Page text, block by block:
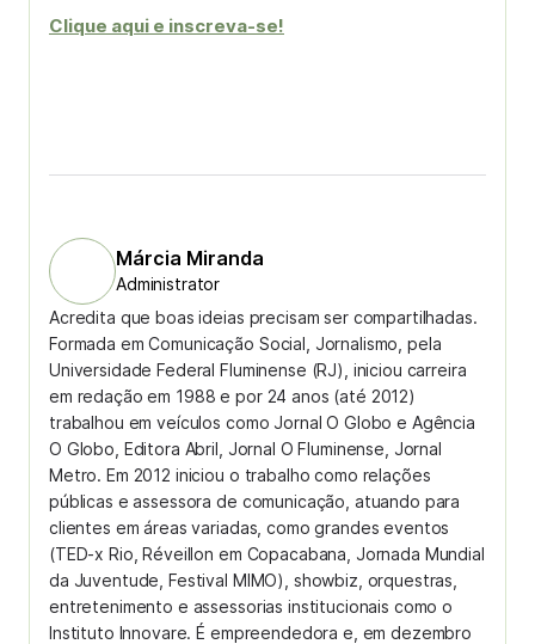
Clique aqui e inscreva-se!
Márcia Miranda
Administrator
Acredita que boas ideias precisam ser compartilhadas.
Formada em Comunicação Social, Jornalismo, pela
Universidade Federal Fluminense (RJ), iniciou carreira
em redação em 1988 e por 24 anos (até 2012)
trabalhou em veículos como Jornal O Globo e Agência
O Globo, Editora Abril, Jornal O Fluminense, Jornal
Metro. Em 2012 iniciou o trabalho como relações
públicas e assessora de comunicação, atuando para
clientes em áreas variadas, como grandes eventos
(TED-x Rio, Réveillon em Copacabana, Jornada Mundial
da Juventude, Festival MIMO), showbiz, orquestras,
entretenimento e assessorias institucionais como o
Instituto Innovare. É empreendedora e, em dezembro